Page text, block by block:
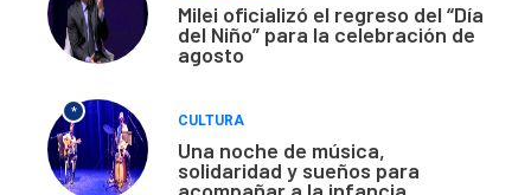
Milei oficializó el regreso del “Día
del Niño” para la celebración de
agosto
*
CULTURA
Una noche de música,
solidaridad y sueños para